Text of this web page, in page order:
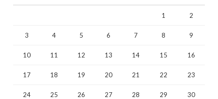
1 2
3 4 5 6 7 8 9
10 11 12 13 14 15 16
17 18 19 20 21 22 23
24 25 26 27 28 29 30